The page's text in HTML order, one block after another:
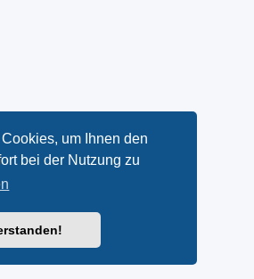
um Ihnen den
bei der Nutzung zu